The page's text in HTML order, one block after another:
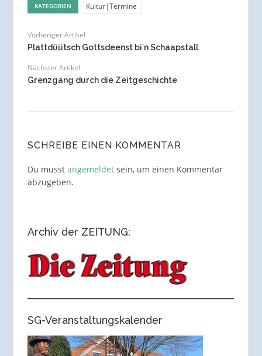
KATEGORIEN Kultur|Termine
Vorheriger Artikel
Plattdüütsch Gottsdeenst bi´n Schaapstall
Nächster Artikel
Grenzgang durch die Zeitgeschichte
SCHREIBE EINEN KOMMENTAR
Du musst angemeldetsein, um einen Kommentar
abzugeben.
Archiv der ZEITUNG:
SG-Veranstaltungskalender